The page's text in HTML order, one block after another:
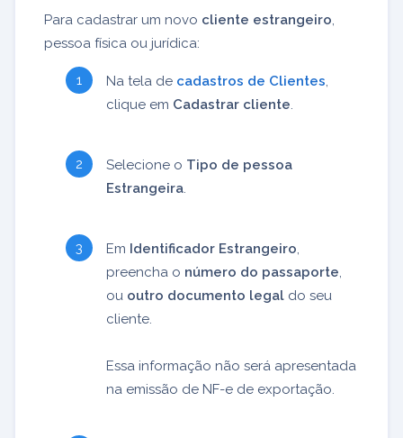
Para cadastrar um novo cliente estrangeiro
pessoa física ou jurídica:
Na tela de cadastros de Clientes
clique em Cadastrar cliente
Selecione o Tipo de pessoa
Estrangeira
Em Identificador Estrangeiro
preencha o número do passaporte
ou outro documento legal do seu
cliente.
Essa informação não será apresentada
na emissão de NF-e de exportação.